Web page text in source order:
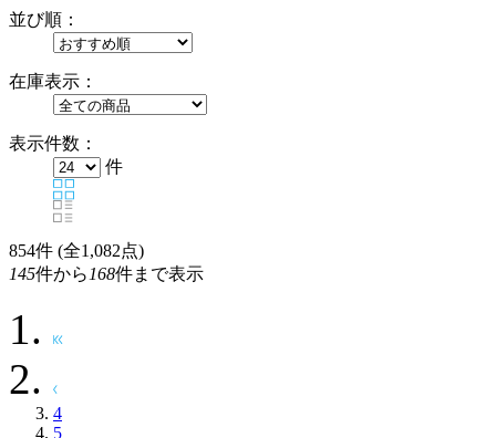
並び順：
在庫表示：
表示件数：
件
854件 (全1,082点)
145件から 168件まで表示
4
5